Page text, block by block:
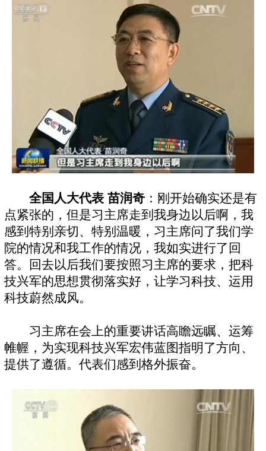
全国人大代表 苗润奇 ：刚开始确实还是有
点紧张的，但是习主席走到我身边以后啊，我
感到特别亲切、特别温暖，习主席问了我们学
院的情况和我工作的情况，我如实进行了回
答。回去以后我们要按照习主席的要求，把科
技兴军的思想贯彻落实好，让学习科技、运用
科技蔚然成风。
习主席在会上的重要讲话高瞻远瞩、运筹
帷幄，为实现科技兴军宏伟蓝图指明了方向、
提供了遵循。代表们感到格外振奋。